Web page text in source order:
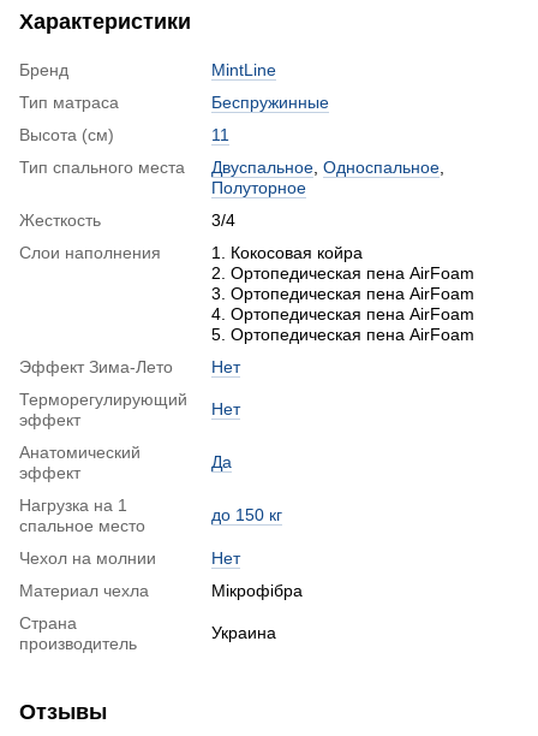
Характеристики
Бренд
MintLine
Тип матраса
Беспружинные
Высота (см)
11
Тип спального места
Двуспальное Односпальное
Полуторное
Жесткость
3/4
Слои наполнения
1. Кокосовая койра
2. Ортопедическая пена AirFoam
3. Ортопедическая пена AirFoam
4. Ортопедическая пена AirFoam
5. Ортопедическая пена AirFoam
Эффект Зима-Лето
Нет
Терморегулирующий
эффект
Нет
Анатомический
эффект
Да
Нагрузка на 1
спальное место
до 150 кг
Чехол на молнии
Нет
Материал чехла
Мікрофібра
Страна
производитель
Украина
Отзывы